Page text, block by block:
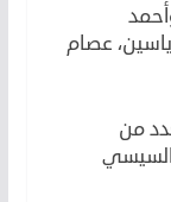
عصام
من
السيسي